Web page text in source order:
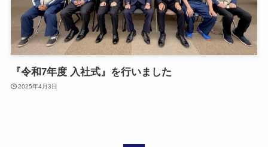
『令和7年度 入社式』を行いました
2025年4月3日